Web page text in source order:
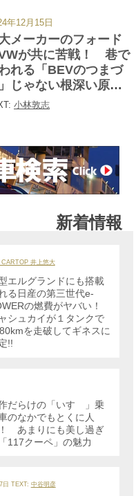
メーカーのフォード
が共に苦戦！ 巷で
れる「BEVのつまづ
じゃない根深い原因
？
小林敦志
年12月15日
新着情報
CARTOP 井上悠大
エルグランドにも搭載
る日産の第三世代e-
の燃費がヤバい！
シュカイが１タンクで
を走破してギネスに
!!
だらけの「いすゞ」乗
のなかでもとくに人
あまりにも美し過ぎ
117クーペ」の魅力
日 TEXT: 中谷明彦